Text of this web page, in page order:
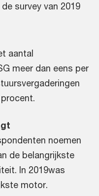
survey van 2019
aantal
meer dan eens per
noemen
de belangrijkste
In 2019was
motor.